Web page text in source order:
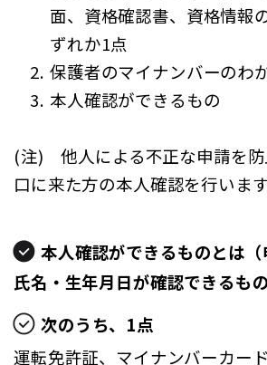
面、資格確認書、資格情報
ずれか1点
保護者のマイナンバーのわ
本人確認ができるもの
(注) 他人による不正な申請を防
口に来た方の本人確認を行います
本人確認ができるものとは（
氏名・生年月日が確認できるもの
次のうち、1点
運転免許証、マイナンバーカー